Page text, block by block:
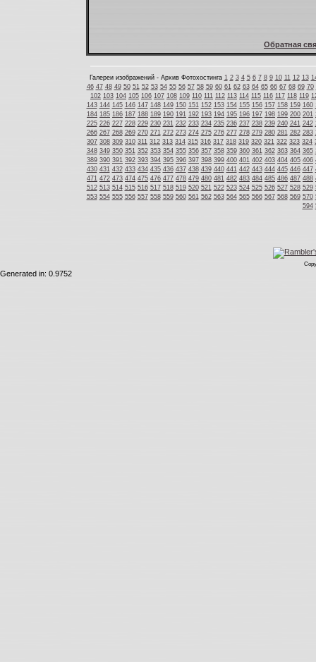
Обратная
Галереи изображений - Архив Фотохостинга 1 2 3 4 5 6 7 8 9 10 11 12 13
46 47 48 49 50 51 52 53 54 55 56 57 58 59 60 61 62 63 64 65 66 67 68 69 70
102 103 104 105 106 107 108 109 110 111 112 113 114 115 116 117 118 119
143 144 145 146 147 148 149 150 151 152 153 154 155 156 157 158 159 160
184 185 186 187 188 189 190 191 192 193 194 195 196 197 198 199 200 201
225 226 227 228 229 230 231 232 233 234 235 236 237 238 239 240 241 242
266 267 268 269 270 271 272 273 274 275 276 277 278 279 280 281 282 283
307 308 309 310 311 312 313 314 315 316 317 318 319 320 321 322 323 324
348 349 350 351 352 353 354 355 356 357 358 359 360 361 362 363 364 365
389 390 391 392 393 394 395 396 397 398 399 400 401 402 403 404 405 406
430 431 432 433 434 435 436 437 438 439 440 441 442 443 444 445 446 447
471 472 473 474 475 476 477 478 479 480 481 482 483 484 485 486 487 488
512 513 514 515 516 517 518 519 520 521 522 523 524 525 526 527 528 529
553 554 555 556 557 558 559 560 561 562 563 564 565 566 567 568 569 570
594
Generated in: 0.9752